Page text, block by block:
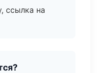
ссылка на